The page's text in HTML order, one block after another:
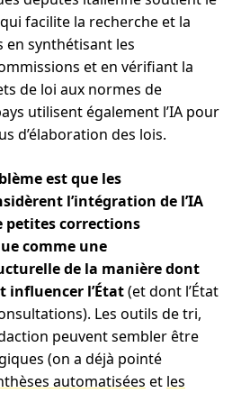
qui facilite la recherche et la
en synthétisant les
et en vérifiant la
de loi aux normes de
utilisent également l’IA pour
d’élaboration des lois.
est que les
l’intégration de l’IA
petites corrections
comme une
de la manière dont
influencer l’État(et dont l’État
Les outils de tri,
peuvent sembler être
(on a déjà pointé
automatisées et les